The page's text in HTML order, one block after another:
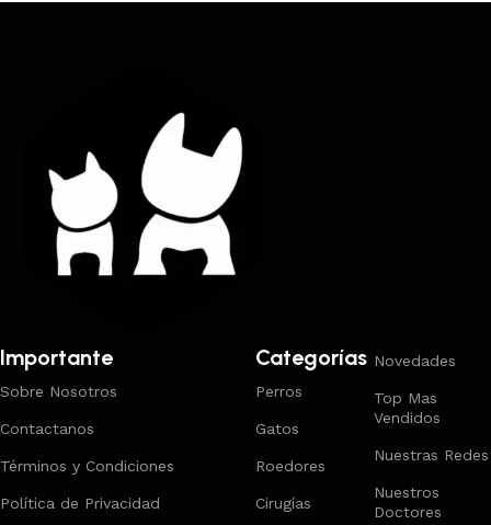
Importante
Sobre Nosotros
Contactanos
Términos y Condiciones
Política de Privacidad
Categorías
Perros
Gatos
Roedores
Cirugías
Novedades
Top Mas
Vendidos
Nuestras Redes
Nuestros
Doctores